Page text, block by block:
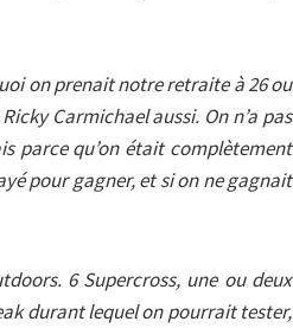
on prenait notre retraite à 26 ou
Carmichael aussi. On n’a pas
parce qu’on était complètement
pour gagner, et si on ne gagnait
6 Supercross, une ou deux
durant lequel on pourrait tester,